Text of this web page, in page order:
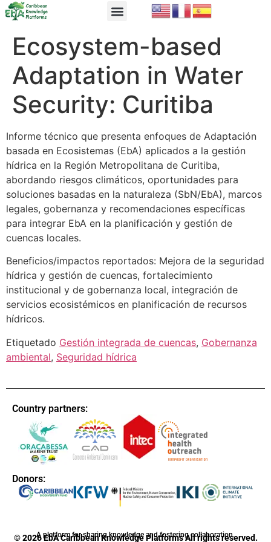
Ecosystem-based
Adaptation in Water
Security: Curitiba
Informe técnico que presenta enfoques de Adaptación
basada en Ecosistemas (EbA) aplicados a la gestión
hídrica en la Región Metropolitana de Curitiba,
abordando riesgos climáticos, oportunidades para
soluciones basadas en la naturaleza (SbN/EbA), marcos
legales, gobernanza y recomendaciones específicas
para integrar EbA en la planificación y gestión de
cuencas locales.
Beneficios/impactos reportados: Mejora de la seguridad
hídrica y gestión de cuencas, fortalecimiento
institucional y de gobernanza local, integración de
servicios ecosistémicos en planificación de recursos
hídricos.
Etiquetado Gestión integrada de cuencas, Gobernanza
ambiental, Seguridad hídrica
Country partners:
Donors:
© 2026 EbA Caribbean Knowledge Platforms All rights reserved.
A platform for sharing knowledge and fostering collaboration.